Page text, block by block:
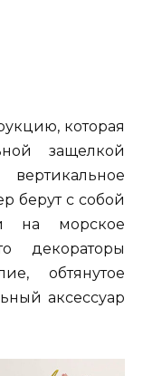
которая
защелкой
берут с собой
на морское
декораторы
обтянутое
аксессуар